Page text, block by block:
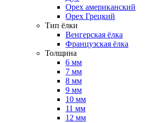
Орех американский
Орех Грецкий
Тип ёлки
Венгерская ёлка
Французская ёлка
Толщина
6 мм
7 мм
8 мм
9 мм
10 мм
11 мм
12 мм